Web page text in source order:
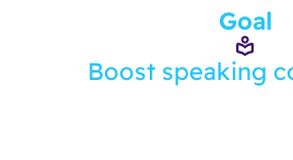
Goal
Boost speaking